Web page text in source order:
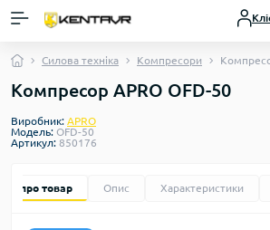
Силова техніка Компресори
Компресор APRO OFD-50
Виробник: APRO
Модель: OFD-50
Артикул: 850176
про товар Опис Характеристики